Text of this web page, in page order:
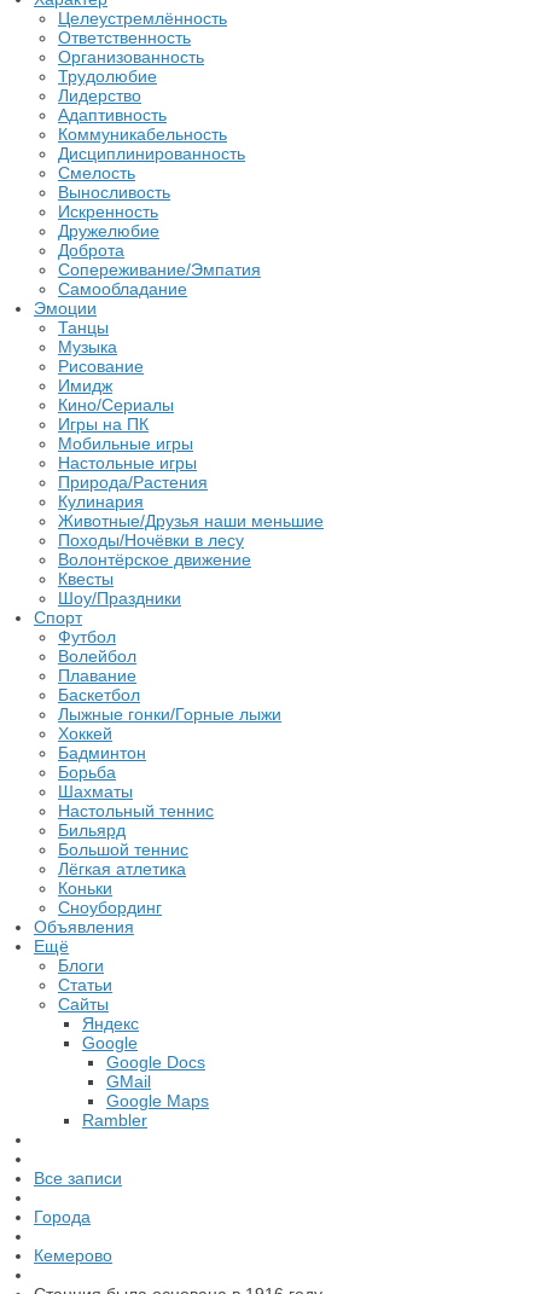
Целеустремлённость
Ответственность
Организованность
Трудолюбие
Лидерство
Адаптивность
Коммуникабельность
Дисциплинированность
Смелость
Выносливость
Искренность
Дружелюбие
Доброта
Сопереживание/Эмпатия
Самообладание
Эмоции
Танцы
Музыка
Рисование
Имидж
Кино/Сериалы
Игры на ПК
Мобильные игры
Настольные игры
Природа/Растения
Кулинария
Животные/Друзья наши меньшие
Походы/Ночёвки в лесу
Волонтёрское движение
Квесты
Шоу/Праздники
Спорт
Футбол
Волейбол
Плавание
Баскетбол
Лыжные гонки/Горные лыжи
Хоккей
Бадминтон
Борьба
Шахматы
Настольный теннис
Бильярд
Большой теннис
Лёгкая атлетика
Коньки
Сноубординг
Объявления
Ещё
Блоги
Статьи
Сайты
Яндекс
Google
Google Docs
GMail
Google Maps
Rambler
Все записи
Города
Кемерово